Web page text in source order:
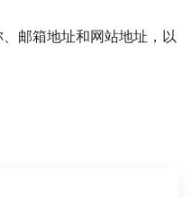
邮箱地址和网站地址，以